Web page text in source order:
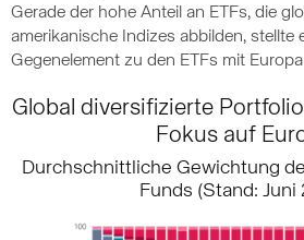
Gerade der hohe Anteil an ETFs, die
amerikanische Indizes abbilden, stellte
Gegenelement zu den ETFs mit
Global diversifizierte
Fokus auf
Durchschnittliche Gewichtung
Funds (Stand: Juni